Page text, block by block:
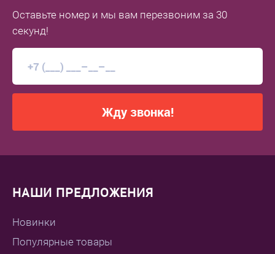
Оставьте номер и мы вам перезвоним за 30
секунд!
Жду звонка!
НАШИ ПРЕДЛОЖЕНИЯ
Новинки
Популярные товары